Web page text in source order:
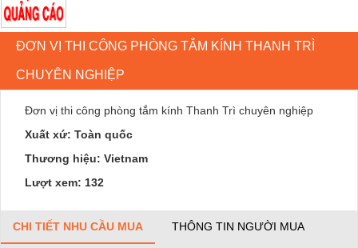
ĐƠN VỊ THI CÔNG PHÒNG TẮM KÍNH THANH TRÌ
CHUYÊN NGHIỆP
Đơn vị thi công phòng tắm kính Thanh Trì chuyên nghiệp
Xuất xứ: Toàn quốc
Thương hiệu: Vietnam
Lượt xem: 132
CHI TIẾT NHU CẦU MUA THÔNG TIN NGƯỜI MUA